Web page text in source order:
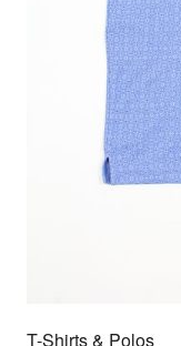
T-Shirts & Polos